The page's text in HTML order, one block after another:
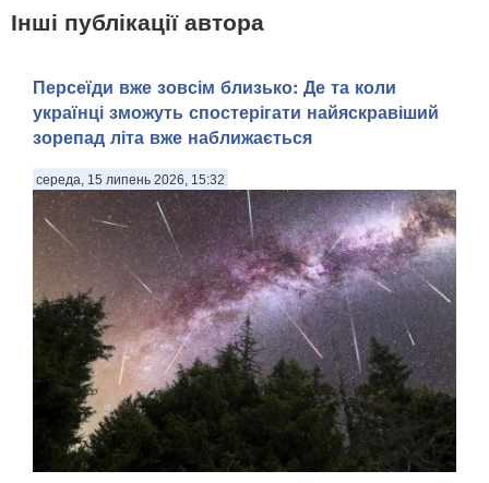
Інші публікації автора
Персеїди вже зовсім близько: Де та коли
українці зможуть спостерігати найяскравіший
зорепад літа вже наближається
середа, 15 липень 2026, 15:32